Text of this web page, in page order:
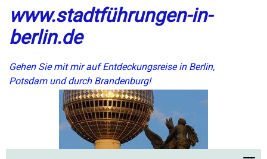
Skip
content
www.stadtführungen-in-
berlin.de
Gehen Sie mit mir auf Entdeckungsreise in Berlin,
Potsdam und durch Brandenburg!